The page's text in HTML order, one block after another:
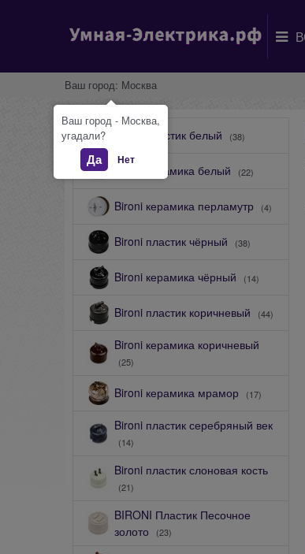
Ваш город: Москва
Bironi пластик белый (38)
Bironi керамика белый (22)
Bironi керамика перламутр (4)
Bironi пластик чёрный (38)
Bironi керамика чёрный (14)
Bironi пластик коричневый (44)
Bironi керамика коричневый
(25)
Bironi керамика мрамор (17)
Bironi пластик серебряный век
(14)
Bironi пластик слоновая кость
(21)
BIRONI Пластик Песочное
золото
(23)
Ваш город - Москва,
угадали?
Да Нет